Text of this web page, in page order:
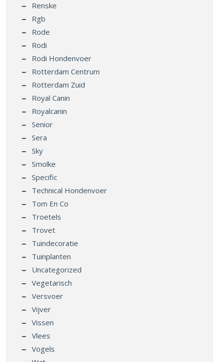
Renske
Rgb
Rode
Rodi
Rodi Hondenvoer
Rotterdam Centrum
Rotterdam Zuid
Royal Canin
Royalcanin
Senior
Sera
Sky
Smolke
Specific
Technical Hondenvoer
Tom En Co
Troetels
Trovet
Tuindecoratie
Tuinplanten
Uncategorized
Vegetarisch
Versvoer
Vijver
Vissen
Vlees
Vogels